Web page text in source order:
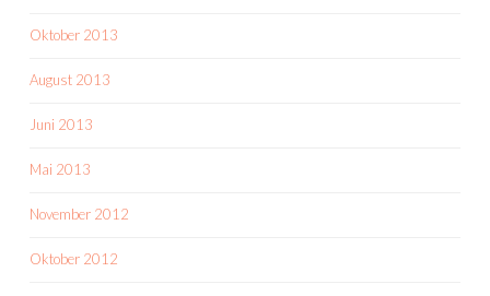
Oktober 2013
August 2013
Juni 2013
Mai 2013
November 2012
Oktober 2012